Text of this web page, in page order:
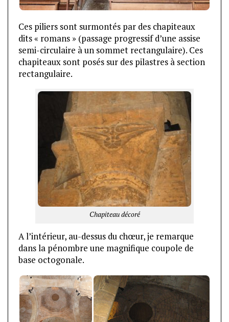
Ces piliers sont surmontés par des chapiteaux
dits « romans » (passage progressif d’une assise
semi-circulaire à un sommet rectangulaire). Ces
chapiteaux sont posés sur des pilastres à section
rectangulaire.
Chapiteau décoré
A l’intérieur, au-dessus du chœur, je remarque
dans la pénombre une magnifique coupole de
base octogonale.